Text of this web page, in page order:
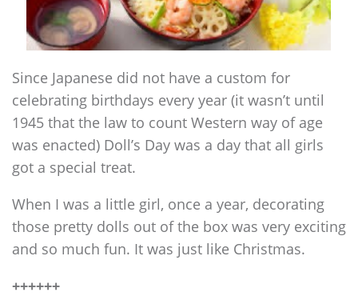
Since Japanese did not have a custom for
celebrating birthdays every year (it wasn’t until
1945 that the law to count Western way of age
was enacted) Doll’s Day was a day that all girls
got a special treat.
When I was a little girl, once a year, decorating
those pretty dolls out of the box was very exciting
and so much fun. It was just like Christmas.
++++++